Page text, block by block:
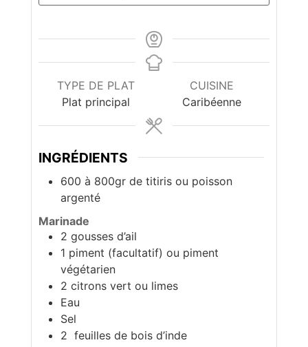
TYPE DE PLAT
Plat principal
CUISINE
Caribéenne
INGRÉDIENTS
600 à 800gr de titiris ou poisson
argenté
Marinade
2 gousses d’ail
1 piment (facultatif) ou piment
végétarien
2 citrons vert ou limes
Eau
Sel
2 feuilles de bois d’inde